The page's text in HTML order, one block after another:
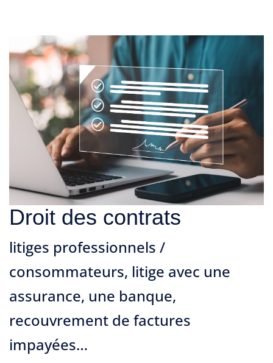
Droit des contrats
litiges professionnels /
consommateurs, litige avec une
assurance, une banque,
recouvrement de factures
impayées…